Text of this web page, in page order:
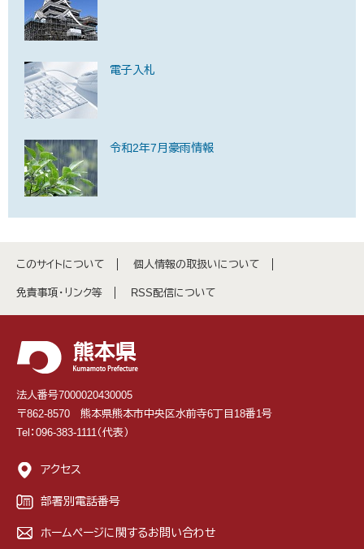
電子入札
令和2年7月豪雨情報
このサイトについて 個人情報の取扱いについて
免責事項・リンク等 RSS配信について
法人番号7000020430005
〒862-8570 熊本県熊本市中央区水前寺6丁目18番1号
Tel：096-383-1111（代表）
アクセス
部署別電話番号
ホームページに関するお問い合わせ